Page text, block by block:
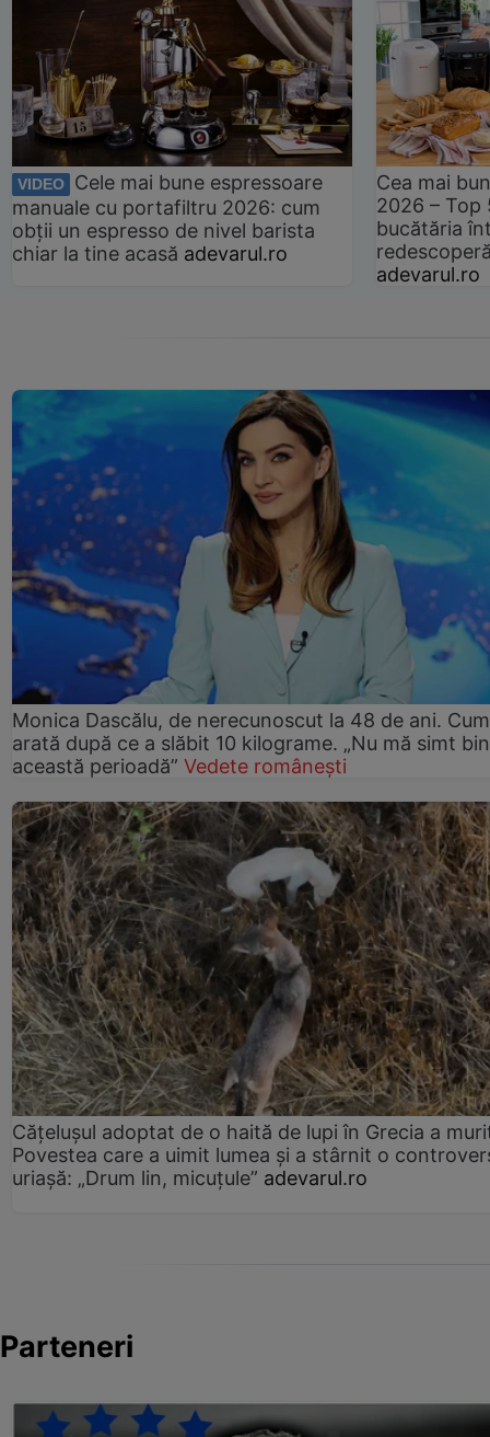
VIDEO
Cele mai bune espressoare
manuale cu portafiltru 2026: cum
obții un espresso de nivel barista
chiar la tine acasă adevarul.ro
Cea mai
2026 –
bucătăria
adevarul.ro
Monica Dascălu, de nerecunoscut la 48 de ani. Cum
arată după ce a slăbit 10 kilograme. „Nu mă simt
această perioadă” Vedete românești
Cățelușul adoptat de o haită de lupi în Grecia a
Povestea care a uimit lumea și a stârnit o
uriașă: „Drum lin, micuțule” adevarul.ro
Parteneri